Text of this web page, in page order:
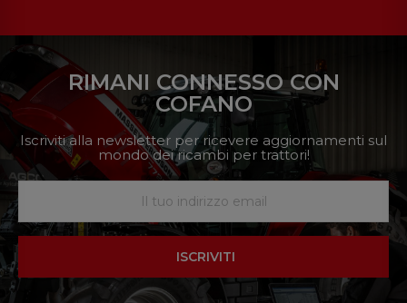
RIMANI CONNESSO CON
COFANO
Iscriviti alla newsletter per ricevere aggiornamenti sul
mondo dei ricambi per trattori!
ISCRIVITI